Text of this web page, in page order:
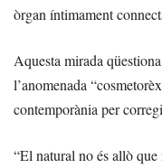
òrgan íntimament
Aquesta mirada
l’anomenada
contemporània per
“El natural no és allò